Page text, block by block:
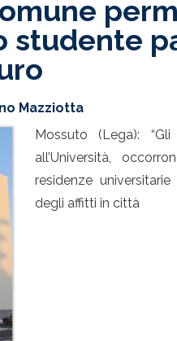
studente
Mazziotta
Mossuto (Lega):
all’Università,
residenze
degli affitti in città